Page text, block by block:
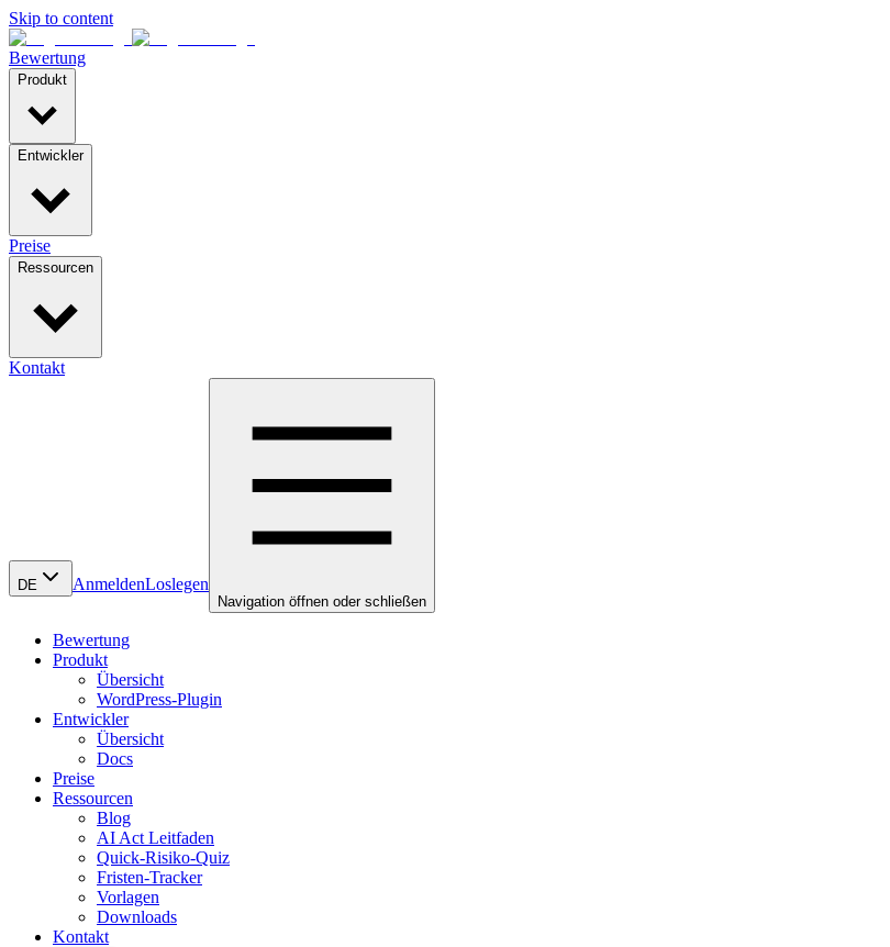
Skip to content
Bewertung
Produkt
Entwickler
Preise
Ressourcen
Kontakt
DE AnmeldenLoslegen
Navigation öffnen oder schließen
Bewertung
Produkt
Übersicht
WordPress-Plugin
Entwickler
Übersicht
Docs
Preise
Ressourcen
Blog
AI Act Leitfaden
Quick-Risiko-Quiz
Fristen-Tracker
Vorlagen
Downloads
Kontakt